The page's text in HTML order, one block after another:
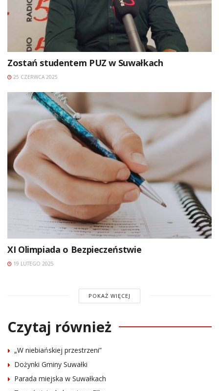
Zostań studentem PUZ w Suwałkach
25 CZERWCA 2025
XI Olimpiada o Bezpieczeństwie
19 LUTEGO 2025
POKAŻ WIĘCEJ
Czytaj również
„W niebiańskiej przestrzeni”
Dożynki Gminy Suwałki
Parada miejska w Suwałkach